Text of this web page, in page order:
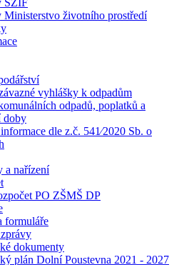
SZIF
Ministerstvo životního prostředí
vyhlášky k odpadům
odpadů, poplatků a
doby
dle z.č. 541⁄2020 Sb. o
a nařízení
PO ZŠMŠ DP
formuláře
dokumenty
plán Dolní Poustevna 2021 - 2027